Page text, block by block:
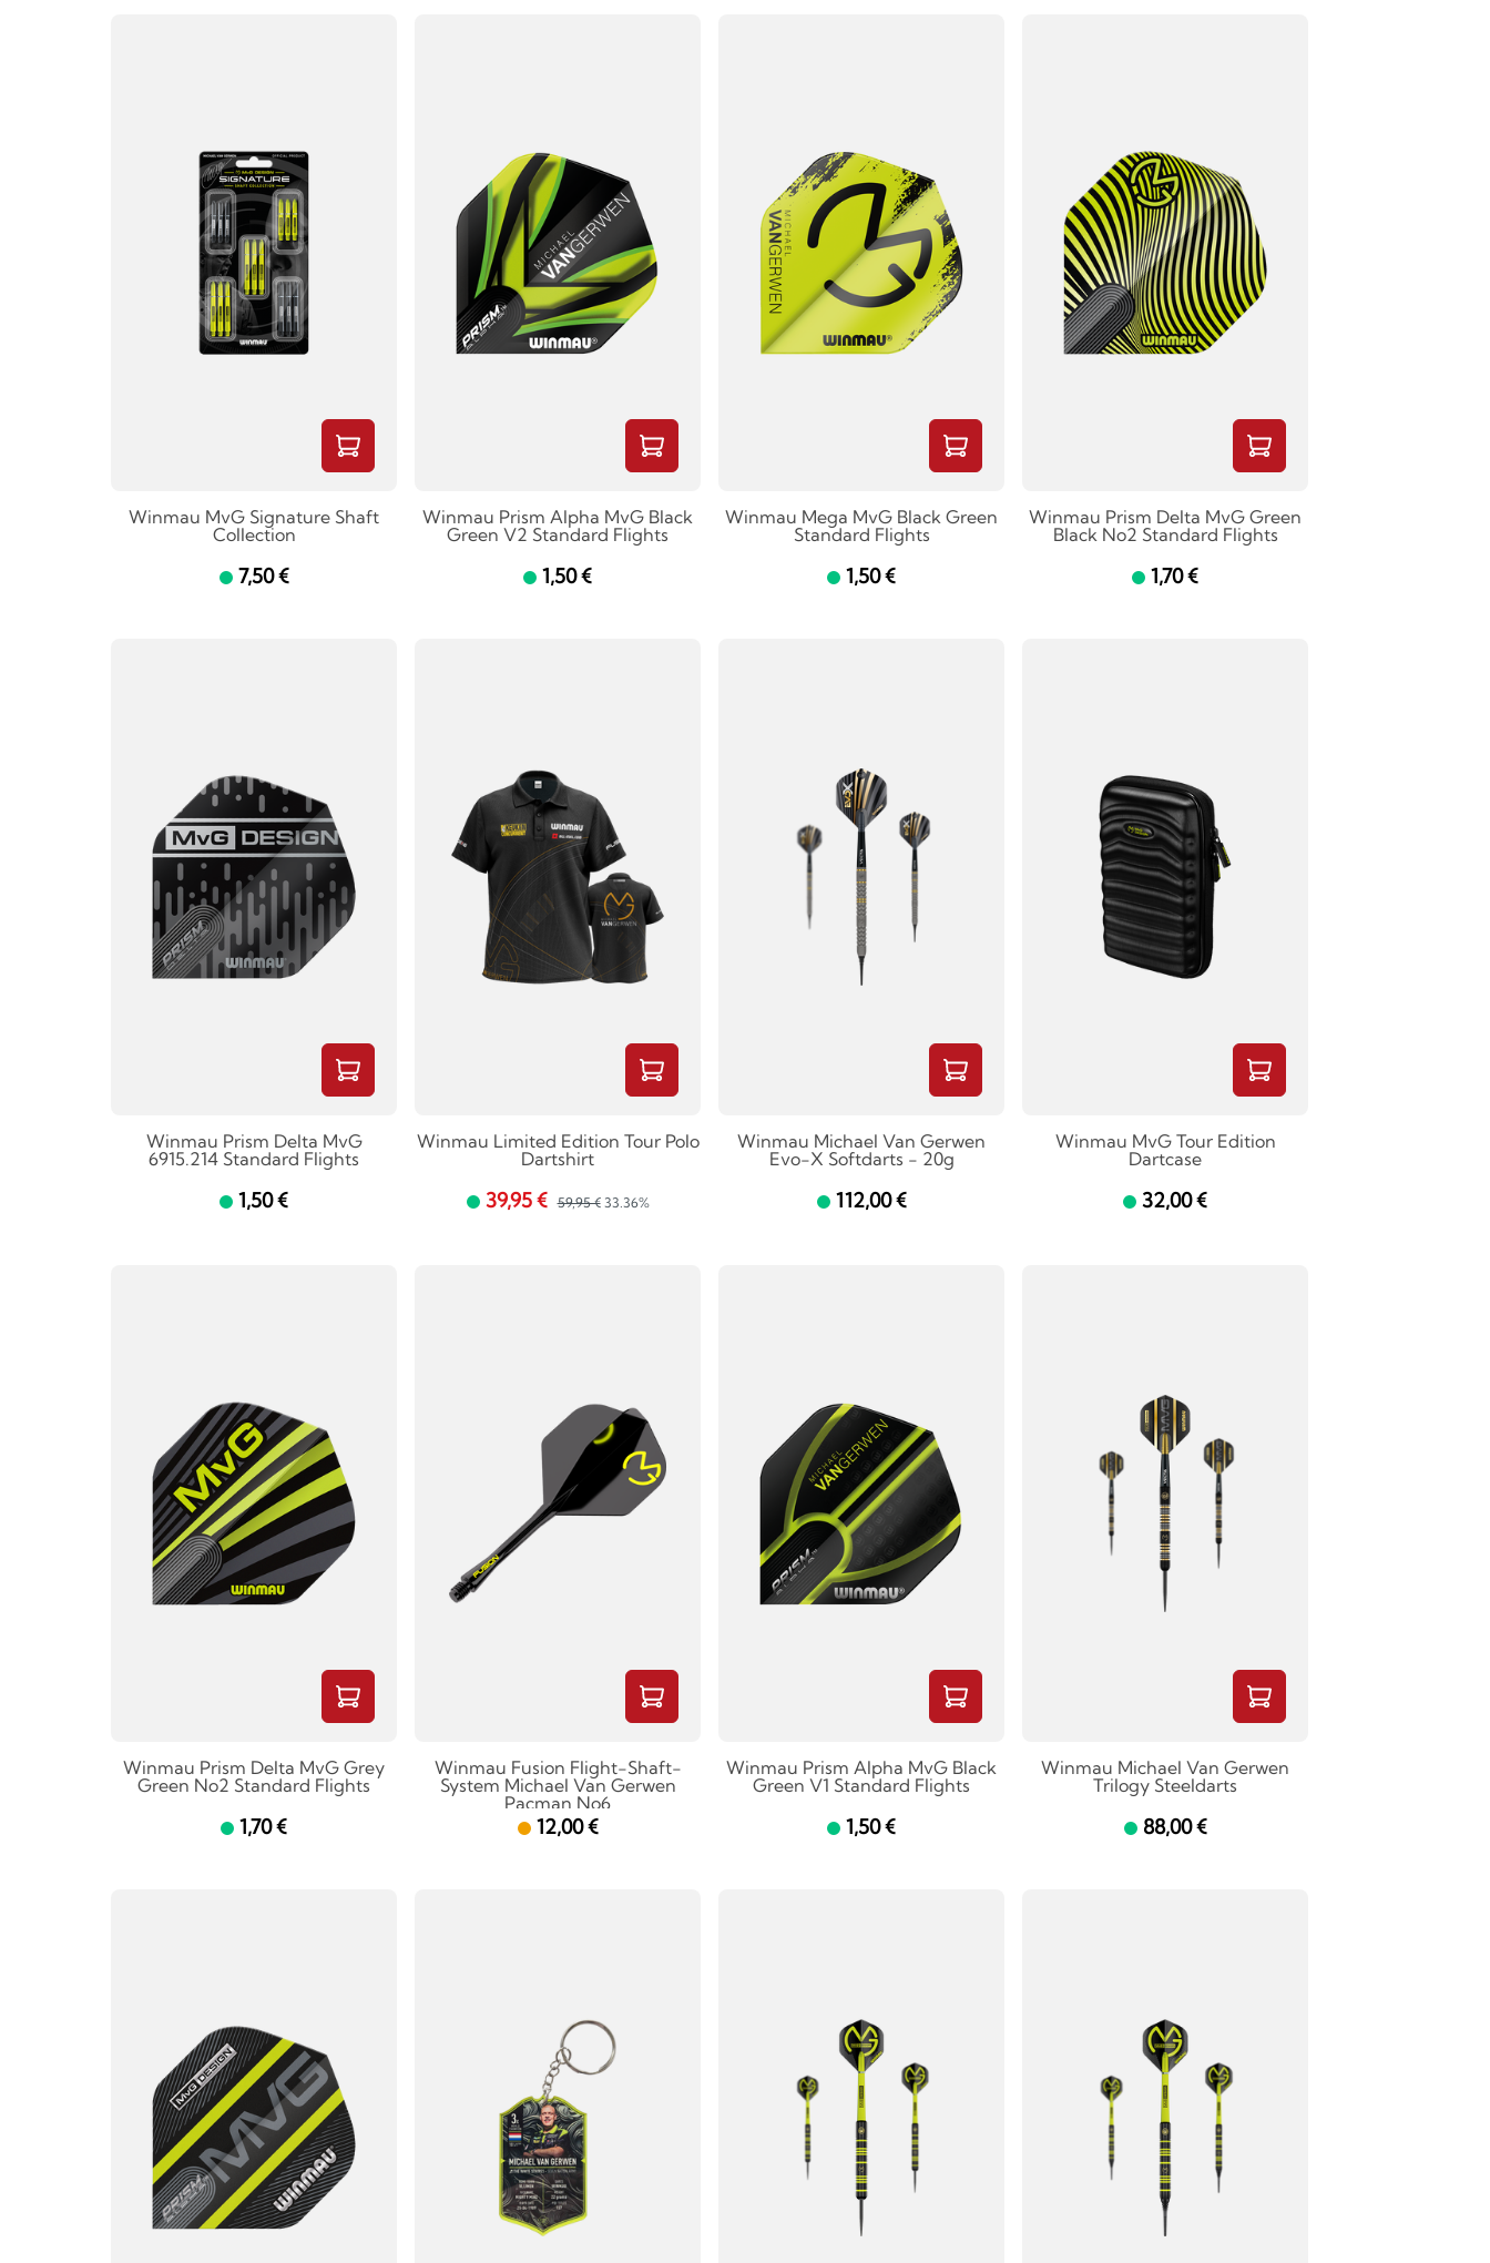
Winmau MvG Signature Shaft
Collection
7,50 €
Winmau Prism Alpha MvG Black
Green V2 Standard Flights
1,50 €
Winmau Mega MvG Black Green
Standard Flights
1,50 €
Winmau Prism Delta MvG Green
Black No2 Standard Flights
1,70 €
Winmau Prism Delta MvG
6915.214 Standard Flights
1,50 €
Winmau Limited Edition Tour Polo
Dartshirt
39,95 € 59,95 € 33.36%
Winmau Michael Van Gerwen
Evo-X Softdarts - 20g
112,00 €
Winmau MvG Tour Edition
Dartcase
32,00 €
Winmau Prism Delta MvG Grey
Green No2 Standard Flights
1,70 €
Winmau Fusion Flight-Shaft-
System Michael Van Gerwen
Pacman No6
12,00 €
Winmau Prism Alpha MvG Black
Green V1 Standard Flights
1,50 €
Winmau Michael Van Gerwen
Trilogy Steeldarts
88,00 €